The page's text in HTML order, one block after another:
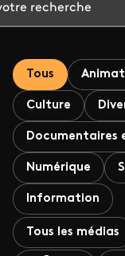
Tous
Culture
Documentaires
Numérique
Information
Tous les médias